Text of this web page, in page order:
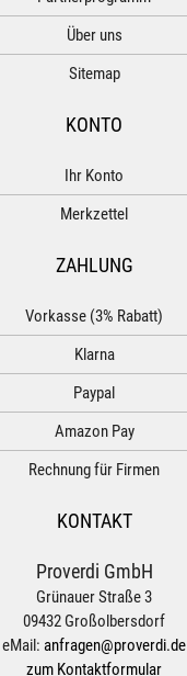
Über uns
Sitemap
KONTO
Ihr Konto
Merkzettel
ZAHLUNG
Vorkasse (3% Rabatt)
Klarna
Paypal
Amazon Pay
Rechnung für Firmen
KONTAKT
Proverdi GmbH
Grünauer Straße 3
09432 Großolbersdorf
eMail: anfragen@proverdi.de
zum Kontaktformular